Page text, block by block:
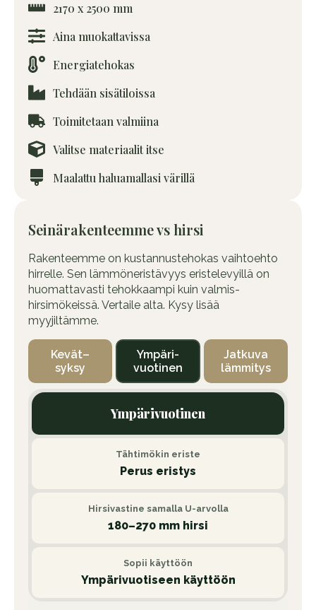
2170 x 2500 mm
Aina muokattavissa
Energiatehokas
Tehdään sisätiloissa
Toimitetaan valmiina
Valitse materiaalit itse
Maalattu haluamallasi värillä
Seinärakenteemme vs hirsi
Rakenteemme on kustannustehokas vaihtoehto
hirrelle. Sen lämmöneristävyys eristelevyillä on
huomattavasti tehokkaampi kuin valmis-
hirsimökeissä. Vertaile alta. Kysy lisää
myyjiltämme.
Kevät–
syksy
Ympäri-
vuotinen
Jatkuva
lämmitys
Ympärivuotinen
Tähtimökin eriste
Perus eristys
Hirsivastine samalla U-arvolla
180–270 mm hirsi
Sopii käyttöön
Ympärivuotiseen käyttöön